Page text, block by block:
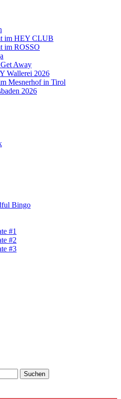
im HEY CLUB
im ROSSO
Away
Wallerei 2026
Mesnerhof in Tirol
2026
Bingo
#1
#2
#3